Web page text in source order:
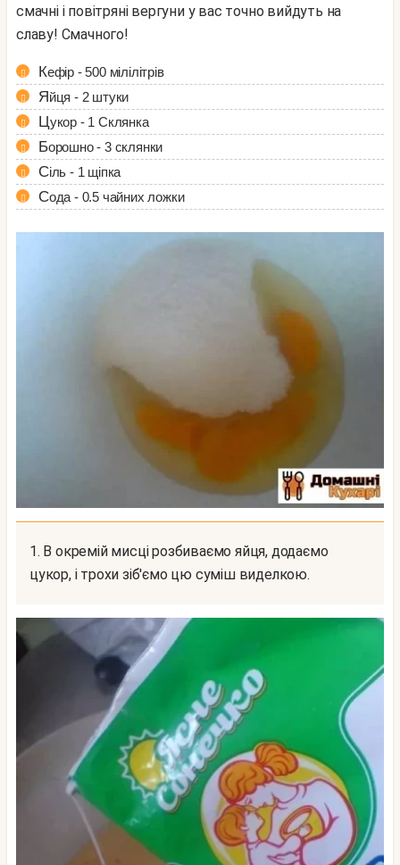
смачні і повітряні вергуни у вас точно вийдуть на
славу! Смачного!
Кефір - 500 мілілітрів
Яйця - 2 штуки
Цукор - 1 Склянка
Борошно - 3 склянки
Сіль - 1 щіпка
Сода - 0.5 чайних ложки
1. В окремій мисці розбиваємо яйця, додаємо
цукор, і трохи зіб'ємо цю суміш виделкою.